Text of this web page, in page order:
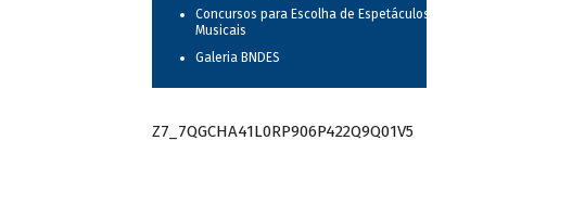
Concursos para Escolha de Espetáculos
Musicais
Galeria BNDES
Z7_7QGCHA41L0RP906P422Q9Q01V5